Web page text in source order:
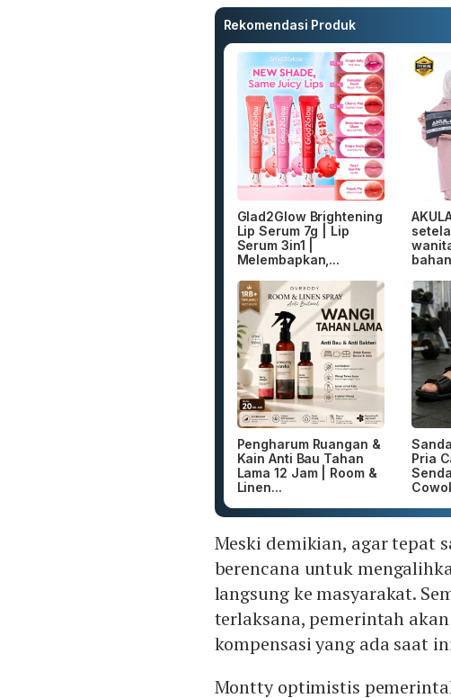
Rekomendasi Produk
Glad2Glow Brightening
Lip Serum 7g | Lip
Serum 3in1 |
Melembapkan,...
Pengharum Ruangan &
Kain Anti Bau Tahan
Lama 12 Jam | Room &
Linen...
Pria
Meski demikian, agar tepat
berencana untuk
langsung ke masyarakat.
terlaksana, pemerintah
kompensasi yang ada saat
Montty optimistis